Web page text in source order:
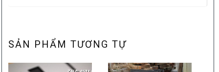
SẢN PHẨM TƯƠNG TỰ